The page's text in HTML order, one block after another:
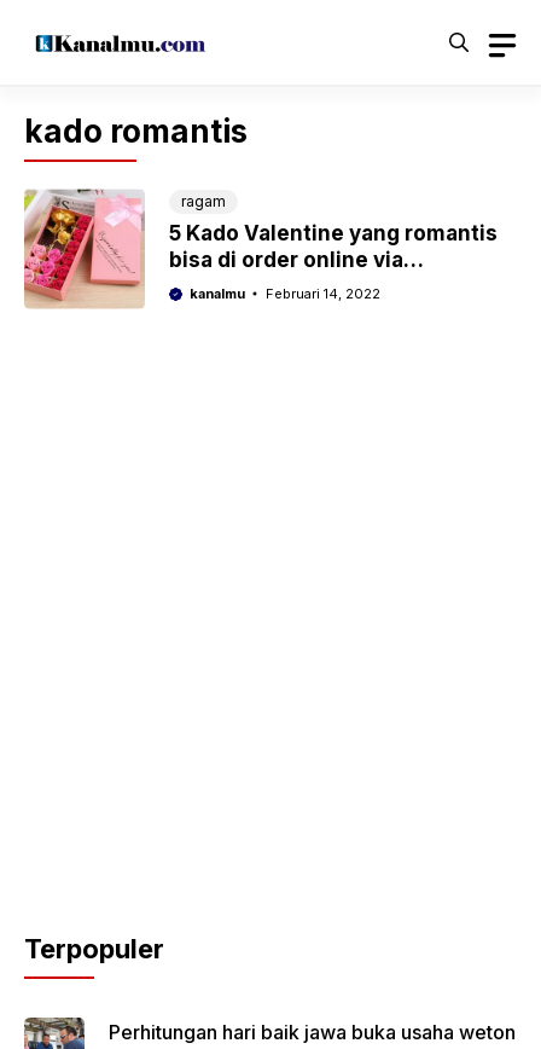
kado romantis
ragam
5 Kado Valentine yang romantis
bisa di order online via
marketplace
kanalmu Februari 14, 2022
Terpopuler
Perhitungan hari baik jawa buka usaha weton